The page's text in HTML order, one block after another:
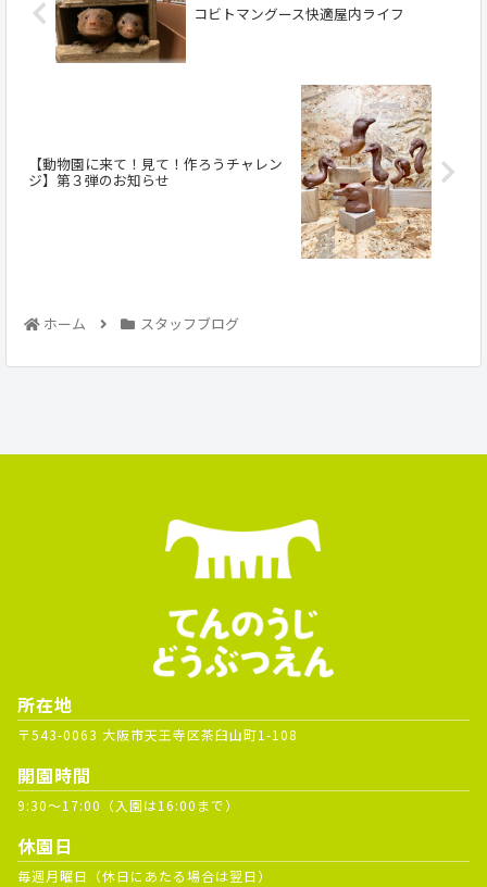
コビトマングース快適屋内ライフ
【動物園に来て！見て！作ろうチャレン
ジ】第３弾のお知らせ
ホーム スタッフブログ
所在地
〒543-0063 大阪市天王寺区茶臼山町1-108
開園時間
9:30～17:00（入園は16:00まで）
休園日
毎週月曜日（休日にあたる場合は翌日）